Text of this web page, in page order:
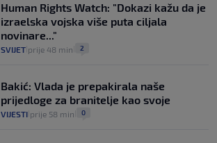
Human Rights Watch: "Dokazi kažu da je
izraelska vojska više puta ciljala
novinare..."
SVIJET prije 48 min 2
Bakić: Vlada je prepakirala naše
prijedloge za branitelje kao svoje
VIJESTI prije 58 min 0